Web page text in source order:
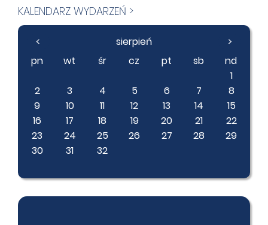
KALENDARZ WYDARZEŃ >
< sierpień
>
pn
wt śr cz pt sb
nd
1
2
3 4 5 6 7
8
9
10 11 12 13 14
15
16
17 18 19 20 21
22
23
24 25 26 27 28
29
30
31 32